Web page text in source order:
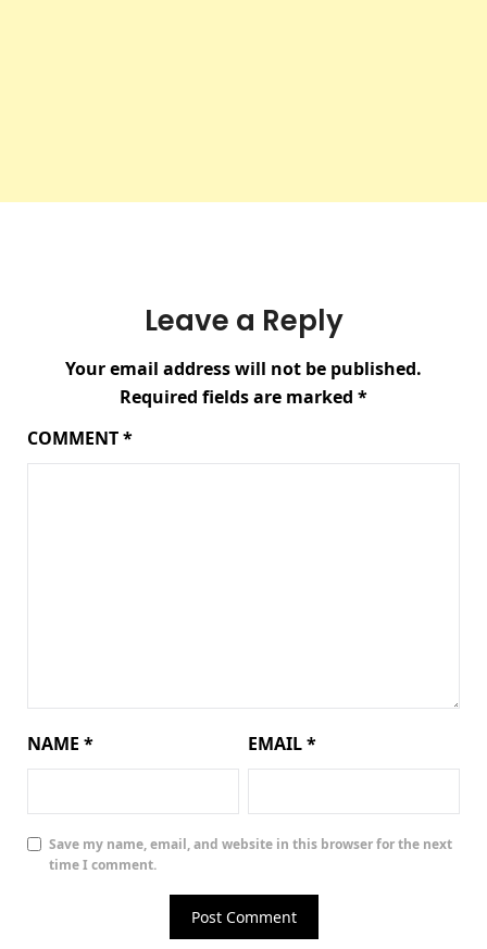
Leave a Reply
Your email address will not be published.
Required fields are marked *
COMMENT*
NAME * EMAIL*
Save my name, email, and website in this browser for the next
time I comment.